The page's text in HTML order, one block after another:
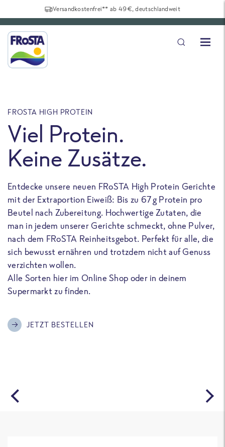
Versandkostenfrei** ab 49€, deutschlandweit
FROSTA HIGH PROTEIN
Viel Protein.
Keine Zusätze.
Entdecke unsere neuen FRoSTA High Protein Gerichte
mit der Extraportion Eiweiß: Bis zu 67 g Protein pro
Beutel nach Zubereitung. Hochwertige Zutaten, die
man in jedem unserer Gerichte schmeckt, ohne Pulver,
nach dem FRoSTA Reinheitsgebot. Perfekt für alle, die
sich bewusst ernähren und trotzdem nicht auf Genuss
verzichten wollen.
Alle Sorten hier im Online Shop oder in deinem
Supermarkt zu finden.
JETZT BESTELLEN